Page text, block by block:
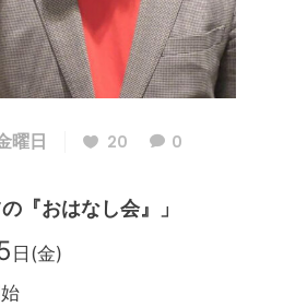
曜日 20
0
『おはなし会』」
日(金)